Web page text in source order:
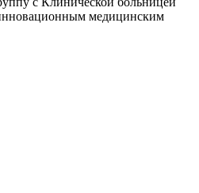
медицинским